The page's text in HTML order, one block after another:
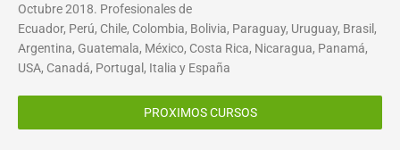
Octubre 2018. Profesionales de
Ecuador, Perú, Chile, Colombia, Bolivia, Paraguay, Uruguay, Brasil,
Argentina, Guatemala, México, Costa Rica, Nicaragua, Panamá,
USA, Canadá, Portugal, Italia y España
PROXIMOS CURSOS